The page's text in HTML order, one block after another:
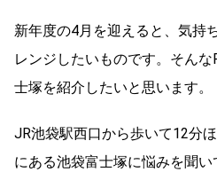
新年度の4月を迎えると、気持
レンジしたいものです。そん
士塚を紹介したいと思います。
JR池袋駅西口から歩いて12分
にある池袋富士塚に悩みを聞い